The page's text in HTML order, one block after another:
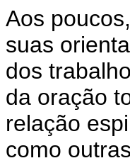
Aos
suas
dos
da oração
relação
como